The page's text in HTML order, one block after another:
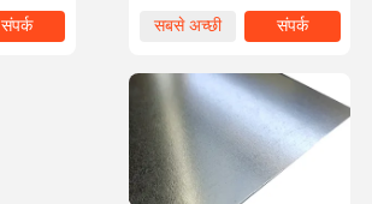
सबसे अच्छी
संपर्क
संपर्क